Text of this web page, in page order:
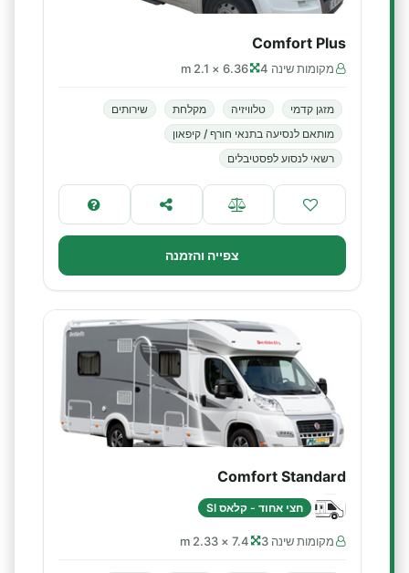
Comfort Plus
מקומות שינה 4 6.36 × 2.1 m
מזגן קדמי טלוויזיה מקלחת
שירותים
מותאם לנסיעה בתנאי חורף / קיפאון
רשאי לנסוע לפסטיבלים
צפייה והזמנה
Comfort Standard
חצי אחוד - קלאס SI
מקומות שינה 3 7.4 × 2.33 m